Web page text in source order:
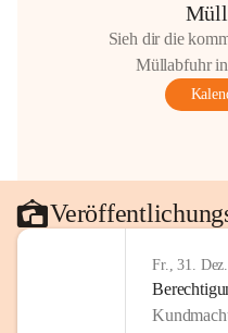
Sieh dir die
Müllabfuhr
Fr., 31.